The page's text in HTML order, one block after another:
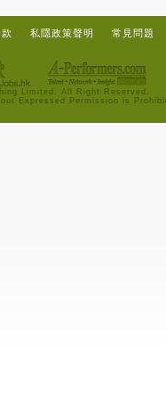
私隱政策聲明 常見問題
Limited. All Right Reserved.
Expressed Permission is